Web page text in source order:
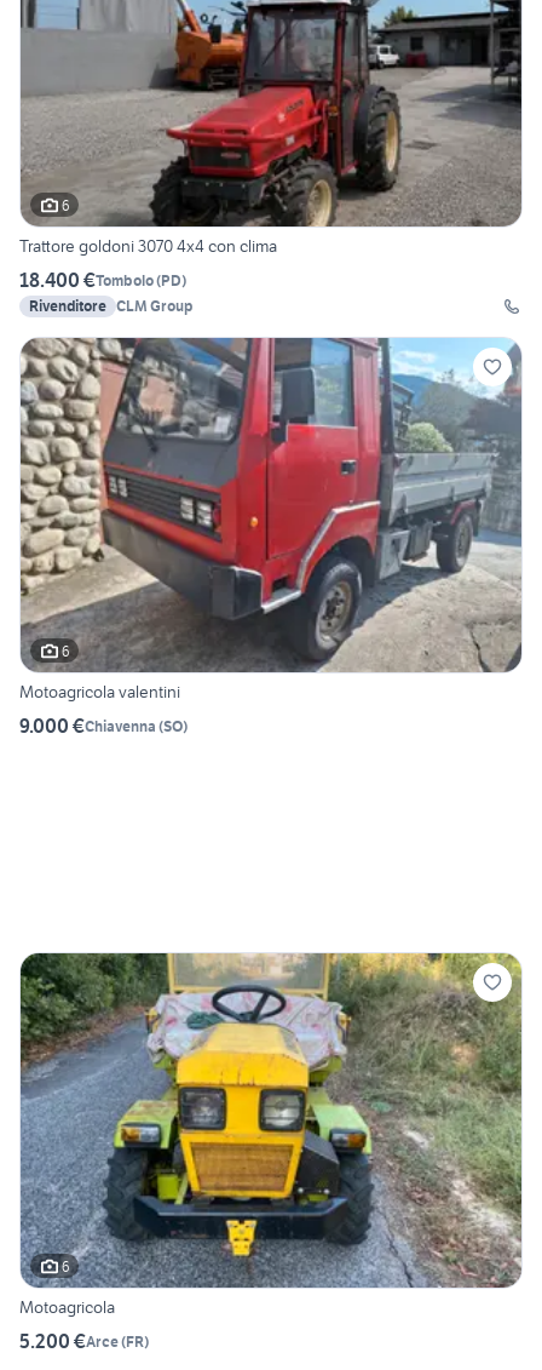
6
Trattore goldoni 3070 4x4 con clima
18.400 €Tombolo(PD)
Rivenditore CLM Group
6
Motoagricola valentini
9.000 €Chiavenna (SO)
6
Motoagricola
5.200 €Arce(FR)